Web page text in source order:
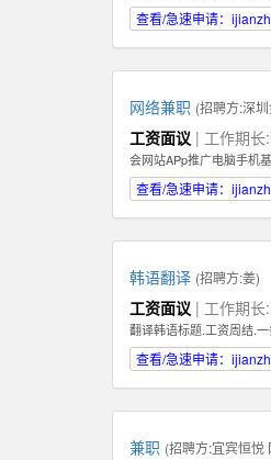
各项目的成功开发提供优
决各类UI设计和优化问题
的网页设计经验.
查看/急速申请：
网络兼职 (招聘方:深
工资面议 | 工作期长
会网站APp推广电脑手机
查看/急速申请：
韩语翻译 (招聘方:姜)
工资面议 | 工作期长
翻译韩语标题.工资周结.
查看/急速申请：
兼职 (招聘方:宜宾恒悦